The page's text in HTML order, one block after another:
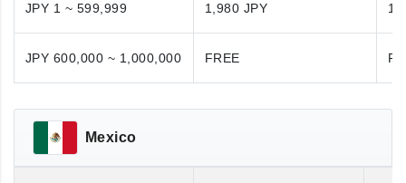
JPY 1 ~ 599,999 1,980 JPY
JPY 600,000 ~ 1,000,000 FREE
Mexico